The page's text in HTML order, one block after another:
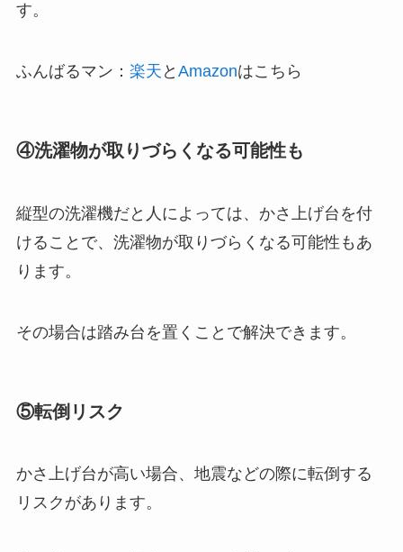
す。
ふんばるマン： 楽天 と Amazonはこちら
④洗濯物が取りづらくなる可能性も
縦型の洗濯機だと人によっては、かさ上げ台を付
けることで、洗濯物が取りづらくなる可能性もあ
ります。
その場合は踏み台を置くことで解決できます。
⑤転倒リスク
かさ上げ台が高い場合、地震などの際に転倒する
リスクがあります。